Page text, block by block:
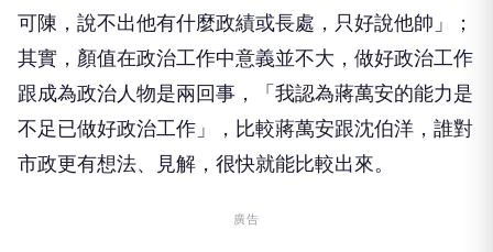
可陳，說不出他有什麼政績或長處，只好說他帥」；
其實，顏值在政治工作中意義並不大，做好政治工作
跟成為政治人物是兩回事，「我認為蔣萬安的能力是
不足已做好政治工作」，比較蔣萬安跟沈伯洋，誰對
市政更有想法、見解，很快就能比較出來。
廣告